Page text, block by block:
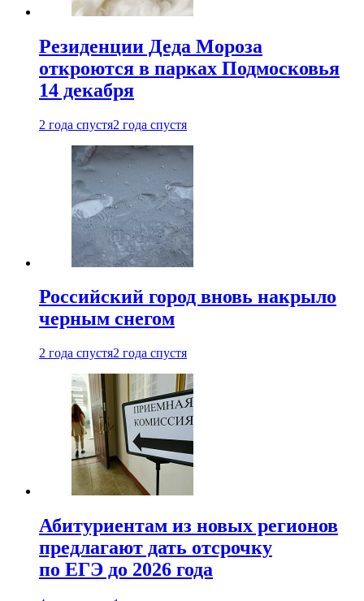
Резиденции Деда Мороза
откроются в парках Подмосковья
14 декабря
2 года спустя2 года спустя
Российский город вновь накрыло
черным снегом
2 года спустя2 года спустя
Абитуриентам из новых регионов
предлагают дать отсрочку
по ЕГЭ до 2026 года